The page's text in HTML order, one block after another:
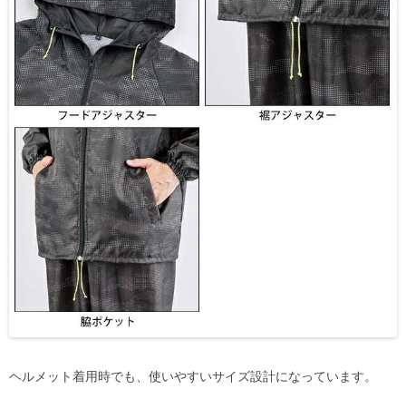
ヘルメット着用時でも、使いやすいサイズ設計になっています。